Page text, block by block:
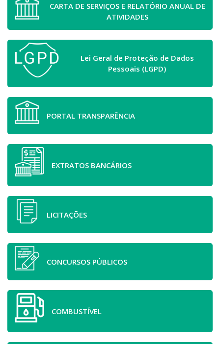
CARTA DE SERVIÇOS E RELATÓRIO ANUAL DE
ATIVIDADES
Lei Geral de Proteção de Dados
Pessoais (LGPD)
PORTAL TRANSPARÊNCIA
EXTRATOS BANCÁRIOS
LICITAÇÕES
CONCURSOS PÚBLICOS
COMBUSTÍVEL